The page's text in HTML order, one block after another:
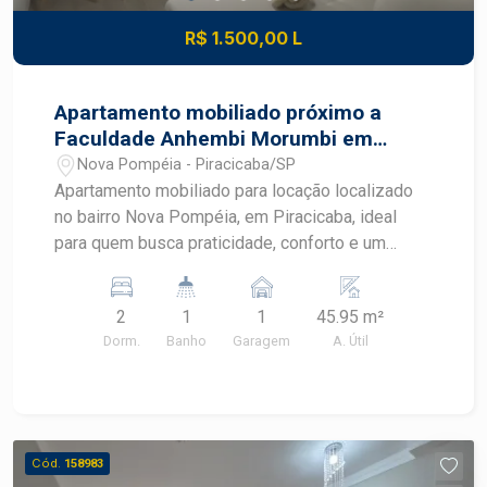
R$ 1.500,00 L
Apartamento mobiliado próximo a
Faculdade Anhembi Morumbi em
Piracicaba
Nova Pompéia - Piracicaba/SP
Apartamento mobiliado para locação localizado
no bairro Nova Pompéia, em Piracicaba, ideal
para quem busca praticidade, conforto e um
planejados, mobiliário completo e excelente
aproveitamento dos espaços, este apartamento
oferece uma rotina mais funcional em uma região
americana integrada aos ambientes - Geladeira,
cooktop e micro-ondas - Máquina de lavar -
2
Dorm.
1
Banho
1
Garagem
45.95 m²
A. Útil
Cód. 158983